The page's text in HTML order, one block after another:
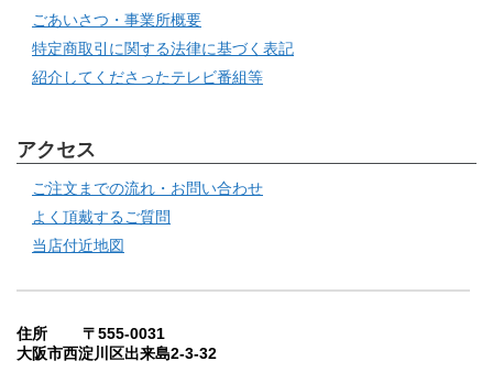
ごあいさつ・事業所概要
特定商取引に関する法律に基づく表記
紹介してくださったテレビ番組等
アクセス
ご注文までの流れ・お問い合わせ
よく頂戴するご質問
当店付近地図
住所 〒555-0031
大阪市西淀川区出来島2-3-32